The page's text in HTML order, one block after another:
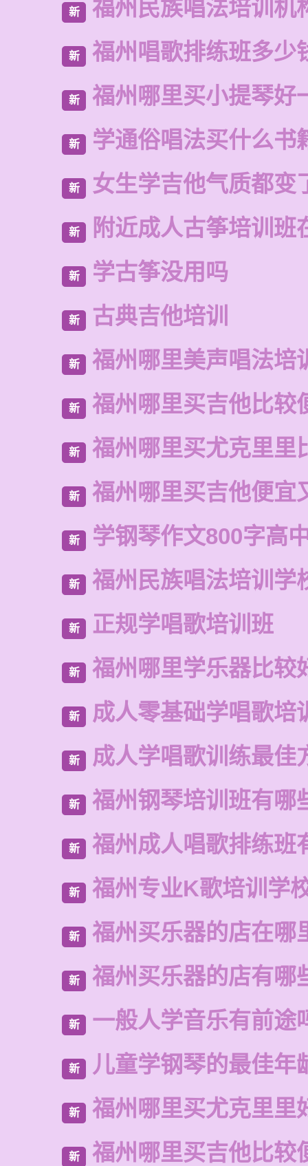
新 福州民族唱法培训机
新 福州唱歌排练班多少
新 福州哪里买小提琴好
新 学通俗唱法买什么书
新 女生学吉他气质都变
新 附近成人古筝培训班
新 学古筝没用吗
新 古典吉他培训
新 福州哪里美声唱法培
新 福州哪里买吉他比较
新 福州哪里买尤克里里
新 福州哪里买吉他便宜
新 学钢琴作文800字高
新 福州民族唱法培训学
新 正规学唱歌培训班
新 福州哪里学乐器比较
新 成人零基础学唱歌培
新 成人学唱歌训练最佳
新 福州钢琴培训班有哪
新 福州成人唱歌排练班
新 福州专业K歌培训学
新 福州买乐器的店在哪
新 福州买乐器的店有哪
新 一般人学音乐有前途
新 儿童学钢琴的最佳年
新 福州哪里买尤克里里
新 福州哪里买吉他比较